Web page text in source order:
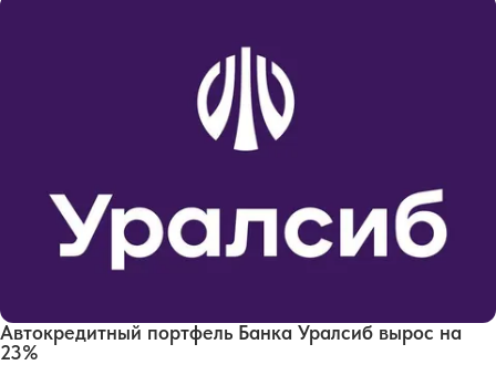
Автокредитный портфель Банка Уралсиб вырос на
23%